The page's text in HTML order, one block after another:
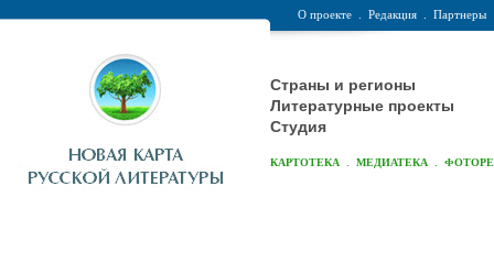
О проекте Редакция Партнеры
Страны и регионы
Литературные проекты
Студия
КАРТОТЕКА МЕДИАТЕКА